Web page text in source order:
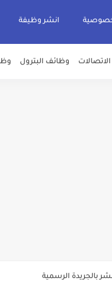
انشر وظيفة
وظائف البترول
" والتقديم الكتروني بتاريخ 15-